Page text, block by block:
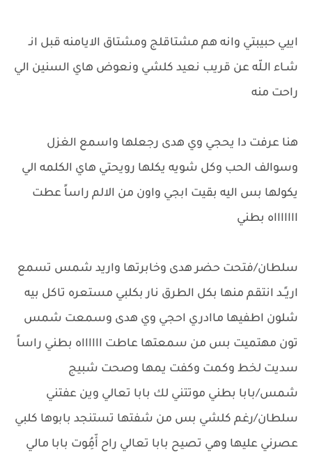
اييي حبيبتي وانه هم مشتاقلج ومشتاق الايامنه قبل انـ
شـاء الـلّه عن قريب نعيد كلشي ونعوض هاي السنين الي
راحت منه
هنا عرفت دا يحجي وي هدى رجعلها واسمع الغزل
وسوالف الحب وكل شويه يكلها رويحتي هاي الكلمه الي
يكولها بس اليه بقيت ابجي واون من الالم راساً عطت
اااااااه بطني
سلطان/فتحت حضر هدى وخابرتها واريد شمس تسمع
اريـٍـد انتقم منها بكل الطرق نار بكلبي مستعره تاكل بيه
شلون اطفيها ماادري احجي وي هدى وسمعت شمس
تون مهتميت بس من سمعتها عاطت ااااااه بطني راساً
سديت لخط وكمت وكفت يمها وصحت شبيج
شمس/بابا بطني موتتني لك بابا تعالي وين عفتني
سلطان/رغم كلشي بس من شفتها تستنجد بابوها كلبي
عصرني عليها وهي تصيح بابا تعالي راح أّمُِوت بابا مالي